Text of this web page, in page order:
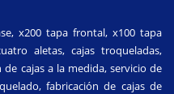
x200 tapa frontal, x100 tapa
aletas, cajas troqueladas,
cajas a la medida, servicio de
fabricación de cajas de